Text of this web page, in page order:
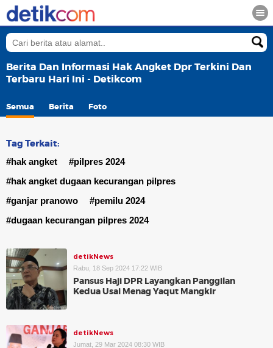
Berita Dan Informasi Hak Angket Dpr Terkini Dan
Terbaru Hari Ini - Detikcom
Semua Berita Foto
Tag Terkait:
#hak angket
#pilpres 2024
#hak angket dugaan kecurangan pilpres
#ganjar pranowo
#pemilu 2024
#dugaan kecurangan pilpres 2024
detikNews
Rabu, 18 Sep 2024 17:22 WIB
Pansus Haji DPR Layangkan Panggilan
Kedua Usai Menag Yaqut Mangkir
detikNews
Jumat, 29 Mar 2024 08:30 WIB